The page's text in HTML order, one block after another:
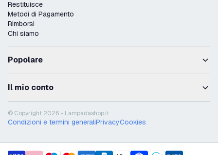
Restituisce
Metodi di Pagamento
Rimborsi
Chi siamo
Popolare
Il mio conto
© Copyright 2026 - Lampadashop.it
Condizioni e termini generaliPrivacyCookies